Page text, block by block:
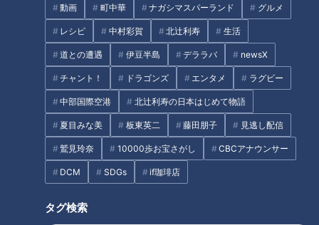
動画 町中華 ナガシマスパーランド グルメ
レシピ 中村彩賀 北辻利寿 生活
道との遭遇 伊豆半島 デララバ newsX
チャント！ ドラゴンズ エンタメ ラグビー
中部国際空港 北辻利寿の日本はじめて物語
夏目みな美 板東英二 藤田朋子 見逃し配信
鷲見玲奈 10000歩お宝さがし CBCアナウンサー
DCM SDGs if珈琲店
タグ検索
新生活に使いたい！「電動アシ
スト自転車」の選び方！
年間500種類以上の栗グルメを
食べ歩く『栗マスター』に教わ
る！名古屋で味わう、びっ「栗
グルメ」！
進化が止まらない！東海地方の
最新餃子！全国の名店を一気に
楽しめる無人餃子販売店
ドライ餃子
1775年創業以来変わらない味!
伊勢名物の絶品餅がいただける
『へんばや商店』